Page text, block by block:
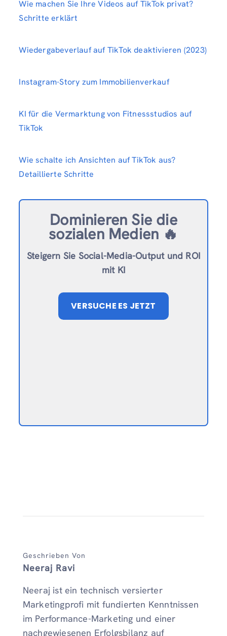
Wie machen Sie Ihre Videos auf TikTok privat?
Schritte erklärt
Wiedergabeverlauf auf TikTok deaktivieren (2023)
Instagram-Story zum Immobilienverkauf
KI für die Vermarktung von Fitnessstudios auf
TikTok
Wie schalte ich Ansichten auf TikTok aus?
Detaillierte Schritte
Dominieren Sie die
sozialen Medien 🔥
Steigern Sie Social-Media-Output und ROI
mit KI
VERSUCHE ES JETZT
Geschrieben Von
Neeraj Ravi
Neeraj ist ein technisch versierter
Marketingprofi mit fundierten Kenntnissen
im Performance-Marketing und einer
nachgewiesenen Erfolgsbilanz auf